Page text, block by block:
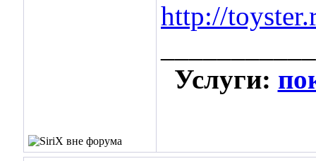
http://
Услуги: